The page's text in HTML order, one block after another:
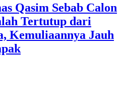
Qasim Sebab Calon
Tertutup dari
Kemuliaannya Jauh